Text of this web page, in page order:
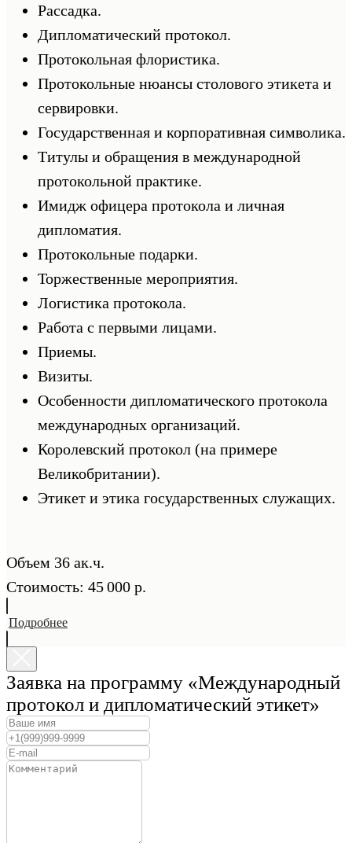
Рассадка.
Дипломатический протокол.
Протокольная флористика.
Протокольные нюансы столового этикета и
сервировки.
Государственная и корпоративная символика.
Титулы и обращения в международной
протокольной практике.
Имидж офицера протокола и личная
дипломатия.
Протокольные подарки.
Торжественные мероприятия.
Логистика протокола.
Работа с первыми лицами.
Приемы.
Визиты.
Особенности дипломатического протокола
международных организаций.
Королевский протокол (на примере
Великобритании).
Этикет и этика государственных служащих.
Объем 36 ак.ч.
Стоимость: 45 000 р.
Подробнее
Заявка на программу «Международный
протокол и дипломатический этикет»